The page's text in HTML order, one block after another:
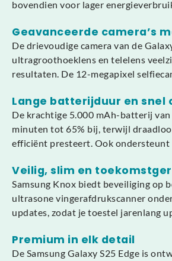
bovendien voor lager
Geavanceerde camera’s
De drievoudige camera van de
ultragroothoeklens en telelens
resultaten. De 12-megapixel
Lange batterijduur en snel
De krachtige 5.000 mAh-batterij
minuten tot 65% bij, terwijl
efficiënt presteert. Ook ondersteunt
Veilig, slim en
Samsung Knox biedt beveiliging op
ultrasone vingerafdrukscanner
updates, zodat je toestel jarenlang
Premium in elk detail
De Samsung Galaxy S25 Edge is